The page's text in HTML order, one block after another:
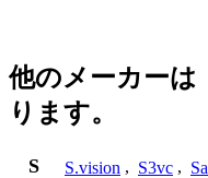
他のメーカーは
ります。
S S.vision , S3vc ,